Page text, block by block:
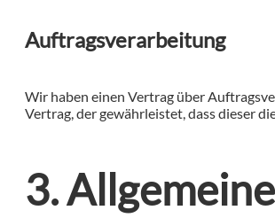
Auftragsverarbeitung
Wir haben einen Vertrag über
Vertrag, der gewährleistet, dass dieser
3.